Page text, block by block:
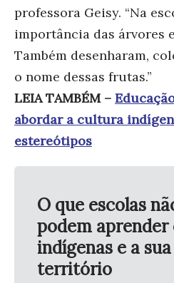
professora Geisy. “Na
importância das árvores
Também desenharam,
o nome dessas frutas.”
LEIA TAMBÉM –
abordar a cultura
estereótipos
O que escolas
podem aprender
indígenas e a
território